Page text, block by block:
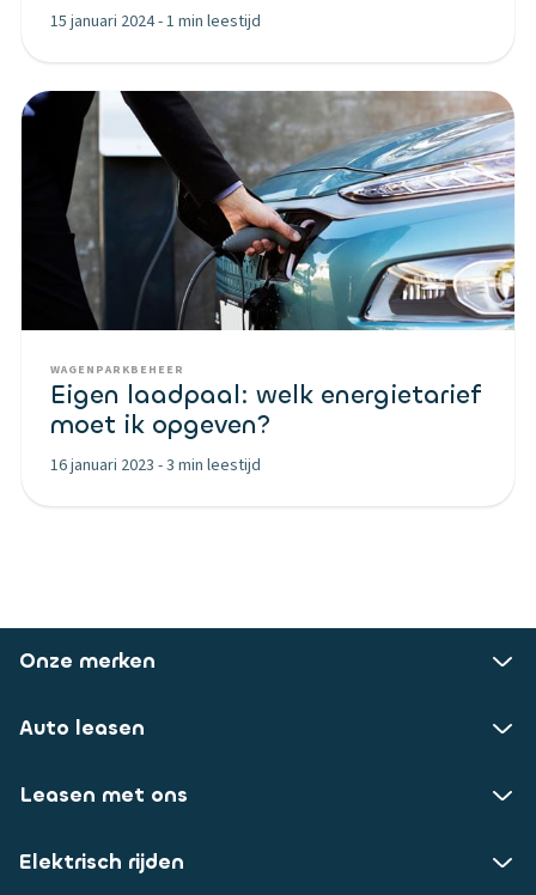
15 januari 2024-1 min leestijd
WAGENPARKBEHEER
Eigen laadpaal: welk energietarief
moet ik opgeven?
16 januari 2023 -3 min leestijd
Onze merken
Auto leasen
Leasen met ons
Elektrisch rijden